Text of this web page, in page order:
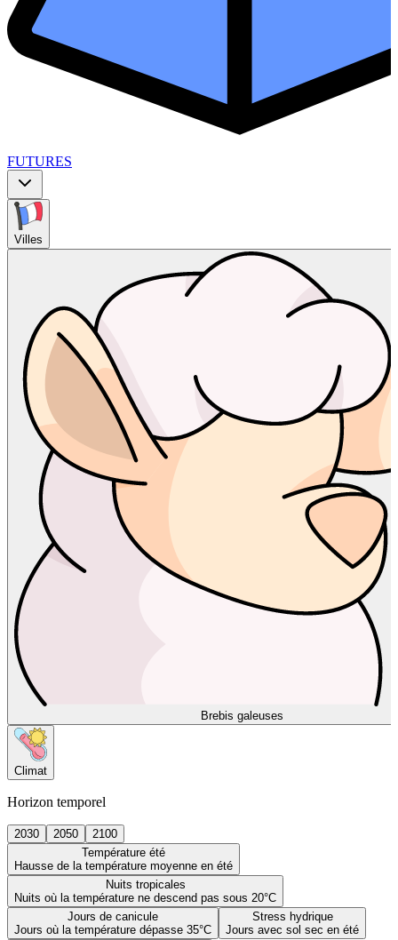
FUTURES
Villes
Brebis galeuses
Climat
Horizon temporel
2030 2050
2100
Température été
Hausse de la température moyenne en été
Nuits tropicales
Nuits où la température ne descend pas sous 20°C
Jours de canicule
Jours où la température dépasse 35°C
Stress hydrique
Jours avec sol sec en été